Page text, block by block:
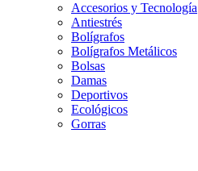
Accesorios y Tecnología
Antiestrés
Bolígrafos
Bolígrafos Metálicos
Bolsas
Damas
Deportivos
Ecológicos
Gorras